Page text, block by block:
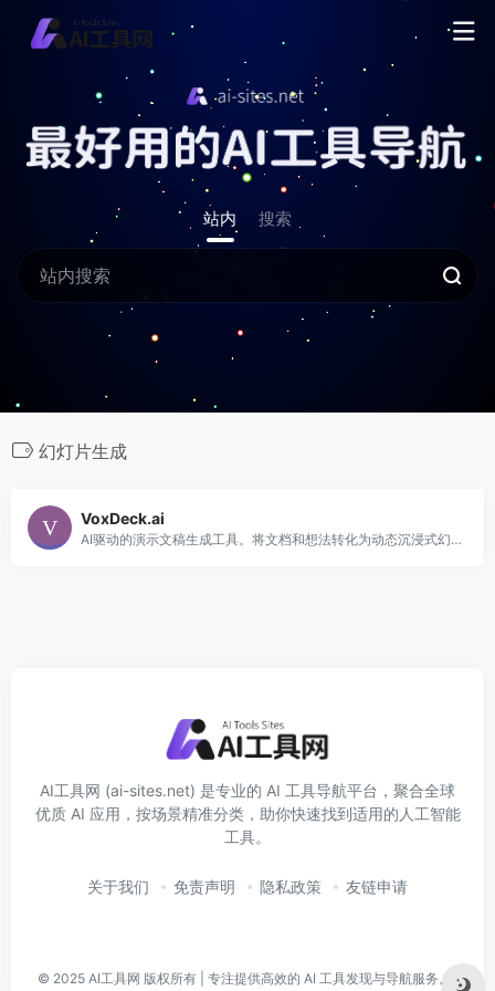
站内 搜索
幻灯片生成
VoxDeck.ai
AI驱动的演示文稿生成工具。将文档和想法转化为动态沉浸式幻灯片，具备3D图表、动态封面和虚拟形象，创造引人入胜的演讲体验。
AI工具网 (ai-sites.net) 是专业的 AI 工具导航平台，聚合全球
优质 AI 应用，按场景精准分类，助你快速找到适用的人工智能
工具。
关于我们 免责声明 隐私政策 友链申请
© 2025 AI工具网 版权所有 | 专注提供高效的 AI 工具发现与导航服务。